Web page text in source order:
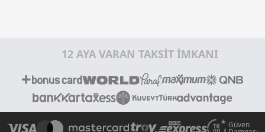
12 AYA VARAN TAKSİT İMKANI
Güven